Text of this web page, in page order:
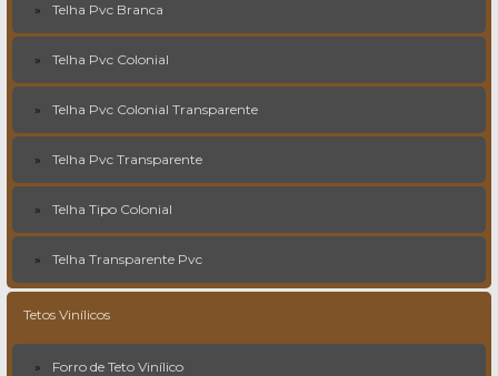
Telha Pvc Branca
Telha Pvc Colonial
Telha Pvc Colonial Transparente
Telha Pvc Transparente
Telha Tipo Colonial
Telha Transparente Pvc
Tetos Vinílicos
Forro de Teto Vinílico